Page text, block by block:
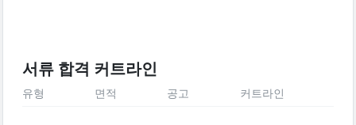
서류 합격 커트라인
유형 면적 공고 커트라인